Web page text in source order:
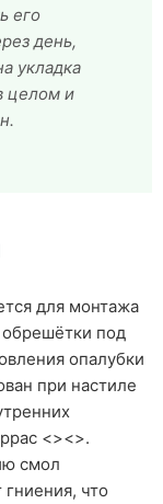
его
день,
укладка
целом и
для монтажа
обрешётки под
опалубки
при настиле
<><>.
смол
что